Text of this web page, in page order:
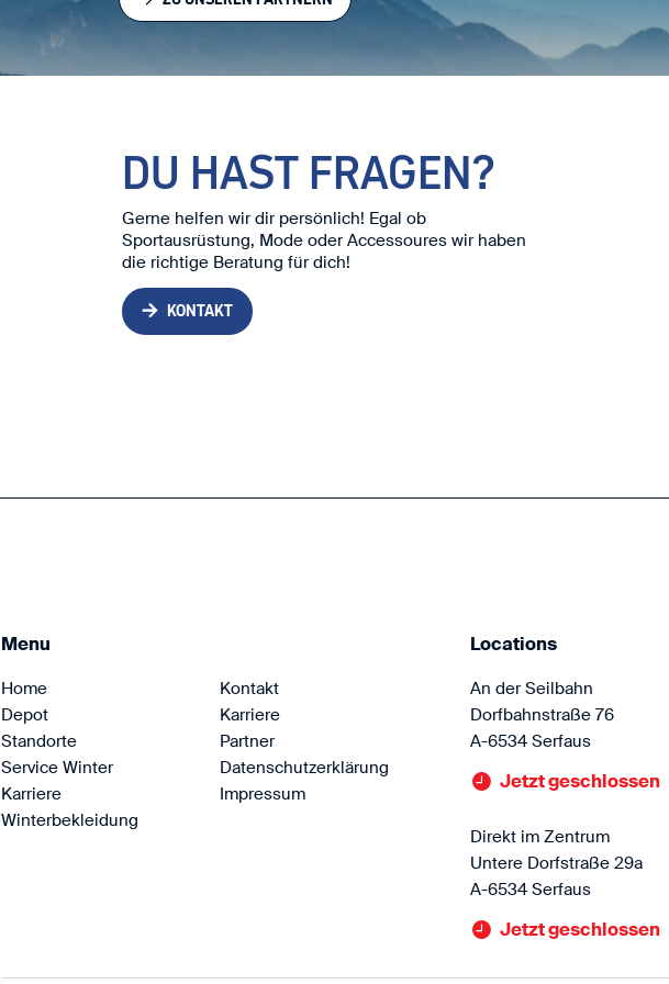
DU HAST FRAGEN?
Gerne helfen wir dir persönlich! Egal ob
Sportausrüstung, Mode oder Accessoures wir haben
die richtige Beratung für dich!
KONTAKT
Menu
Home
Depot
Standorte
Service Winter
Karriere
Winterbekleidung
Kontakt
Karriere
Partner
Datenschutzerklärung
Impressum
Locations
An der Seilbahn
Dorfbahnstraße 76
A-6534 Serfaus
Jetzt geschlossen
Direkt im Zentrum
Untere Dorfstraße 29a
A-6534 Serfaus
Jetzt geschlossen